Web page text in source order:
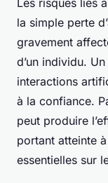
Les risques liés
la simple perte
gravement
d’un individu.
interactions
à la confiance.
peut produire
portant atteinte
essentielles sur